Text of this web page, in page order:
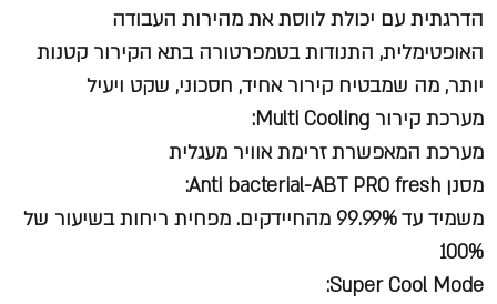
הדרגתית עם יכולת לווסת את מהירות העבודה
האופטימלית, התנודות בטמפרטורה בתא הקירור קטנות
יותר, מה שמבטיח קירור אחיד, חסכוני, שקט ויעיל
מערכת קירור Multi Cooling:
מערכת המאפשרת זרימת אוויר מעגלית
מסנן Anti bacterial-ABT PRO fresh:
משמיד עד 99.99% מהחיידקים. מפחית ריחות בשיעור של
100%
Super Cool Mode: